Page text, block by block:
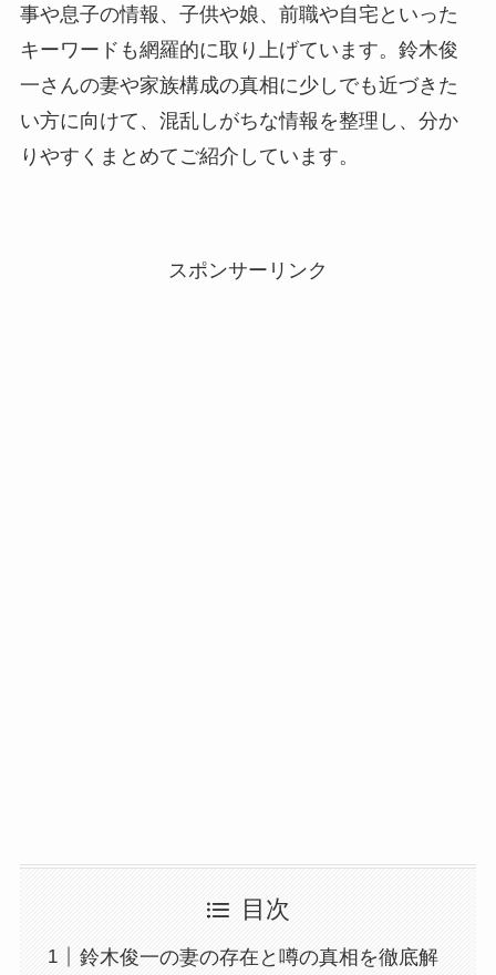
事や息子の情報、子供や娘、前職や自宅といった
キーワードも網羅的に取り上げています。鈴木俊
一さんの妻や家族構成の真相に少しでも近づきた
い方に向けて、混乱しがちな情報を整理し、分か
りやすくまとめてご紹介しています。
スポンサーリンク
目次
鈴木俊一の妻の存在と噂の真相を徹底解